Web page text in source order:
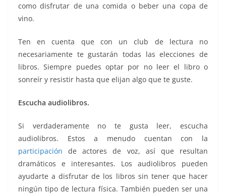
como disfrutar de una comida o beber una copa de
vino.
Ten en cuenta que con un club de lectura no
necesariamente te gustarán todas las elecciones de
libros. Siempre puedes optar por no leer el libro o
sonreír y resistir hasta que elijan algo que te guste.
Escucha audiolibros.
Si verdaderamente no te gusta leer, escucha
audiolibros. Estos a menudo cuentan con la
participación de actores de voz, así que resultan
dramáticos e interesantes. Los audiolibros pueden
ayudarte a disfrutar de los libros sin tener que hacer
ningún tipo de lectura física. También pueden ser una